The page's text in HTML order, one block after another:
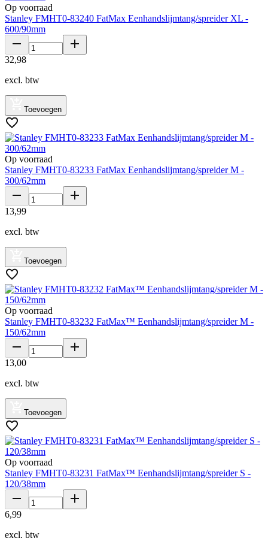
Op voorraad
Stanley FMHT0-83240 FatMax Eenhandslijmtang/spreider XL -
600/90mm
32,98
excl. btw
Toevoegen
Op voorraad
Stanley FMHT0-83233 FatMax Eenhandslijmtang/spreider M -
300/62mm
13,99
excl. btw
Toevoegen
Op voorraad
Stanley FMHT0-83232 FatMax™ Eenhandslijmtang/spreider M -
150/62mm
13,00
excl. btw
Toevoegen
Op voorraad
Stanley FMHT0-83231 FatMax™ Eenhandslijmtang/spreider S -
120/38mm
6,99
excl. btw